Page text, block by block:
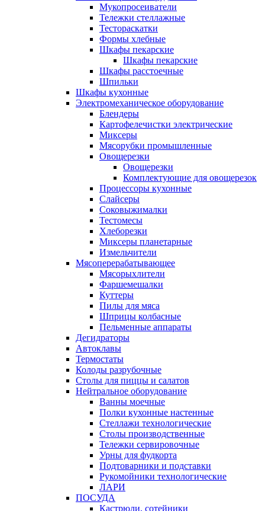
Мукопросеиватели
Тележки стеллажные
Тестораскатки
Формы хлебные
Шкафы пекарские
Шкафы пекарские
Шкафы расстоечные
Шпильки
Шкафы кухонные
Электромеханическое оборудование
Блендеры
Картофелечистки электрические
Миксеры
Мясорубки промышленные
Овощерезки
Овощерезки
Комплектующие для овощерезок
Процессоры кухонные
Слайсеры
Соковыжималки
Тестомесы
Хлеборезки
Миксеры планетарные
Измельчители
Мясоперерабатывающее
Мясорыхлители
Фаршемешалки
Куттеры
Пилы для мяса
Шприцы колбасные
Пельменные аппараты
Дегидраторы
Автоклавы
Термостаты
Колоды разрубочные
Столы для пиццы и салатов
Нейтральное оборудование
Ванны моечные
Полки кухонные настенные
Стеллажи технологические
Столы производственные
Тележки сервировочные
Урны для фудкорта
Подтоварники и подставки
Рукомойники технологические
ЛАРИ
ПОСУДА
Кастрюли, сотейники